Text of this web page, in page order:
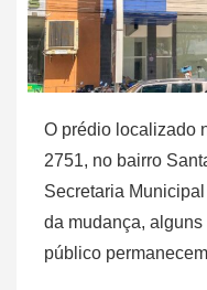
O prédio localizado
2751, no bairro
Secretaria
da mudança,
público